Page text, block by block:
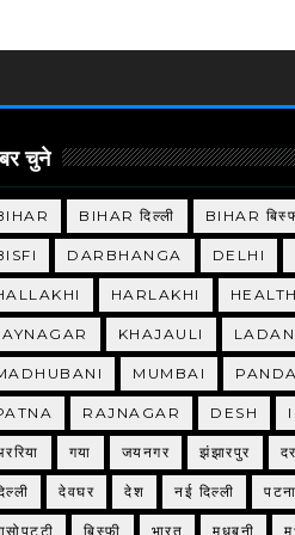
चुने
BIHAR दिल्ली BIHAR
DARBHANGA DELHI
HARLAKHI HEALTH
KHAJAULI
MUMBAI
RAJNAGAR DESH
गया जयनगर झंझारपुर
देवघर देश नई दिल्ली पटना
बिस्फी भारत मधबनी